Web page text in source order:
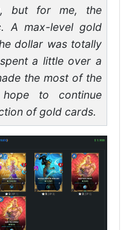
but for me, the
A max-level gold
dollar was totally
a little over a
the most of the
to continue
of gold cards.